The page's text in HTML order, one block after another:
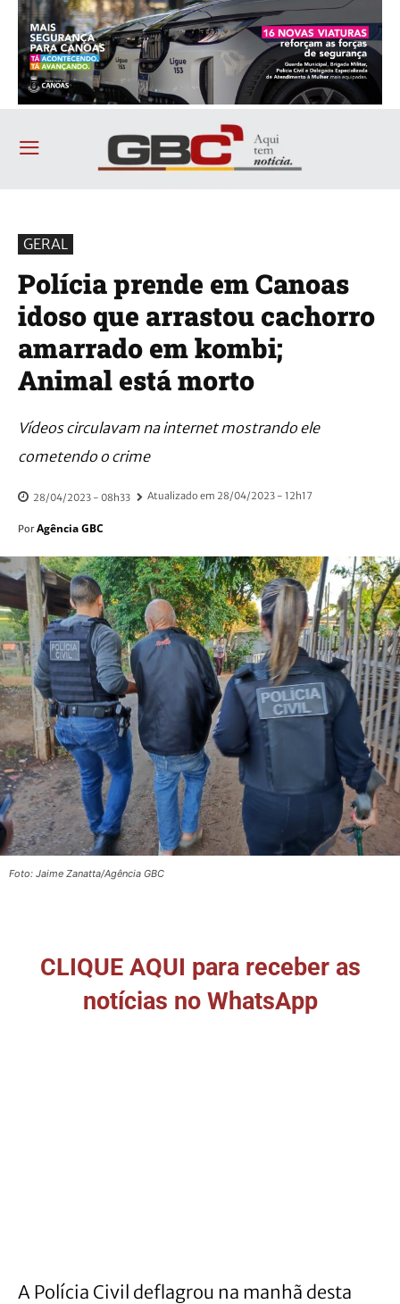
GERAL
Polícia prende em Canoas
idoso que arrastou cachorro
amarrado em kombi;
Animal está morto
Vídeos circulavam na internet mostrando ele
cometendo o crime
28/04/2023 - 08h33 Atualizado em 28/04/2023 - 12h17
Por Agência GBC
Foto: Jaime Zanatta/Agência GBC
CLIQUE AQUI para receber as
notícias no WhatsApp
A Polícia Civil deflagrou na manhã desta